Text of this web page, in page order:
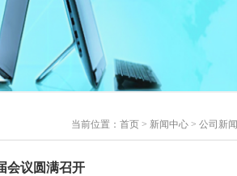
当前位置： 首页 > 新闻中心 > 公司新闻
会议圆满召开